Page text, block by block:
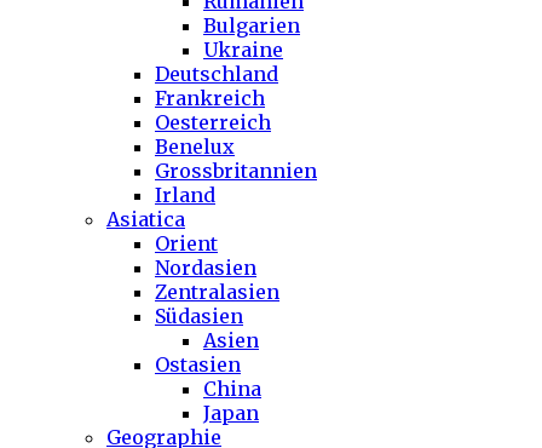
Bulgarien
Ukraine
Deutschland
Frankreich
Oesterreich
Benelux
Grossbritannien
Irland
Asiatica
Orient
Nordasien
Zentralasien
Südasien
Asien
Ostasien
China
Japan
Geographie